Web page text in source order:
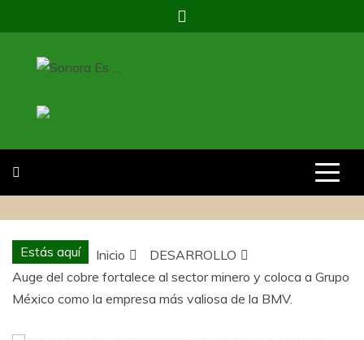
al
contenido
SONORA ES …
Estás aquí Inicio
DESARROLLO
Auge del cobre fortalece al sector minero y coloca a Grupo
México como la empresa más valiosa de la BMV.